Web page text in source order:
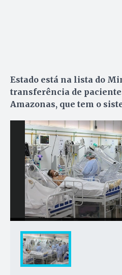
Estado está na lista do
transferência de
Amazonas, que tem o